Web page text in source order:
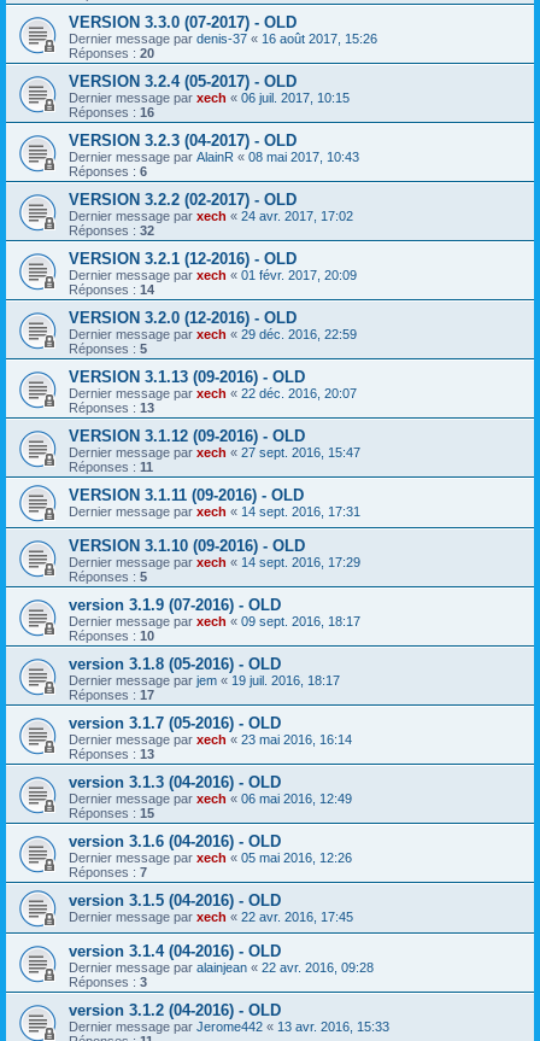
VERSION 3.3.0 (07-2017) - OLD
Dernier message par denis-37 « 16 août 2017, 15:26
Réponses : 20
VERSION 3.2.4 (05-2017) - OLD
Dernier message par xech « 06 juil. 2017, 10:15
Réponses : 16
VERSION 3.2.3 (04-2017) - OLD
Dernier message par AlainR « 08 mai 2017, 10:43
Réponses : 6
VERSION 3.2.2 (02-2017) - OLD
Dernier message par xech « 24 avr. 2017, 17:02
Réponses : 32
VERSION 3.2.1 (12-2016) - OLD
Dernier message par xech « 01 févr. 2017, 20:09
Réponses : 14
VERSION 3.2.0 (12-2016) - OLD
Dernier message par xech « 29 déc. 2016, 22:59
Réponses : 5
VERSION 3.1.13 (09-2016) - OLD
Dernier message par xech « 22 déc. 2016, 20:07
Réponses : 13
VERSION 3.1.12 (09-2016) - OLD
Dernier message par xech « 27 sept. 2016, 15:47
Réponses : 11
VERSION 3.1.11 (09-2016) - OLD
Dernier message par xech « 14 sept. 2016, 17:31
VERSION 3.1.10 (09-2016) - OLD
Dernier message par xech « 14 sept. 2016, 17:29
Réponses : 5
version 3.1.9 (07-2016) - OLD
Dernier message par xech « 09 sept. 2016, 18:17
Réponses : 10
version 3.1.8 (05-2016) - OLD
Dernier message par jem « 19 juil. 2016, 18:17
Réponses : 17
version 3.1.7 (05-2016) - OLD
Dernier message par xech « 23 mai 2016, 16:14
Réponses : 13
version 3.1.3 (04-2016) - OLD
Dernier message par xech « 06 mai 2016, 12:49
Réponses : 15
version 3.1.6 (04-2016) - OLD
Dernier message par xech « 05 mai 2016, 12:26
Réponses : 7
version 3.1.5 (04-2016) - OLD
Dernier message par xech « 22 avr. 2016, 17:45
version 3.1.4 (04-2016) - OLD
Dernier message par alainjean « 22 avr. 2016, 09:28
Réponses : 3
version 3.1.2 (04-2016) - OLD
Dernier message par Jerome442 « 13 avr. 2016, 15:33